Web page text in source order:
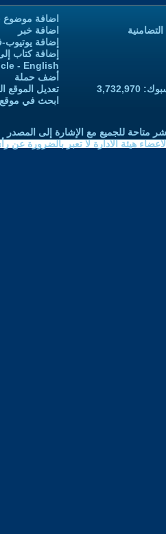
اضافة موضوع
اضافة خبر
إضافة
إضافة كتاب
- English
أضف حملة
تعديل الموقع
ابحث في موقع
متاحة للجميع مع الإشارة إلى المصدر
هيئة الادارة لا تعبر بالضرورة عن